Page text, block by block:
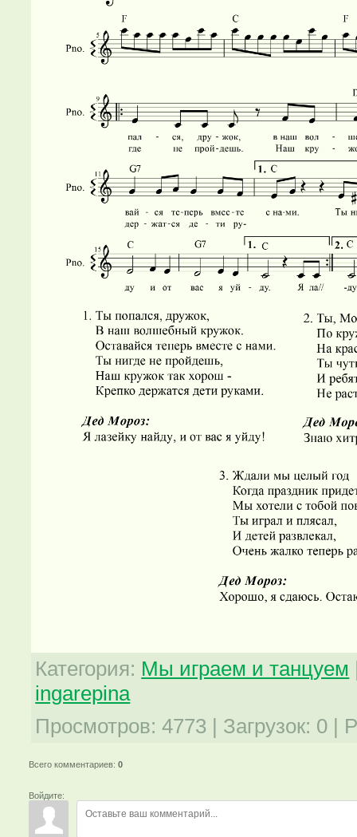
Категория: Мы играем и танцуем
ingarepina
Просмотров: 4773 | Загрузок: 0 |
Всего комментариев:0
Войдите: